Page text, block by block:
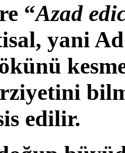
“Azad
yani
edilir.